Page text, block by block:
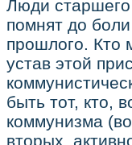
Люди старшего
помнят до
прошлого. Кто
устав этой
быть тот, кто,
коммунизма
вторых,